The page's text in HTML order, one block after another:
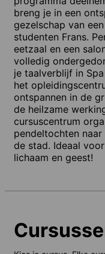
breng je in een
gezelschap van
studenten Frans.
eetzaal en een
volledig
je taalverblijf in
het
ontspannen in de
de heilzame
cursuscentrum
pendeltochten
de stad. Ideaal
lichaam en geest!